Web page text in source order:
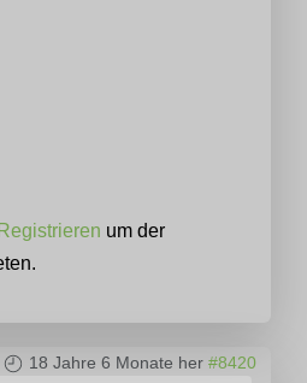
Registrieren um der
18 Jahre 6 Monate her #8420